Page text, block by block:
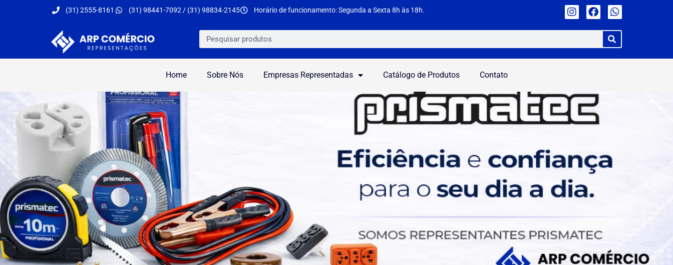
(31) 2555-8161 (31) 98441-7092 / (31) 98834-2145 Horário de funcionamento: Segunda a Sexta 8h às 18h.
Home Sobre Nós Empresas Representadas Catálogo de Produtos Contato